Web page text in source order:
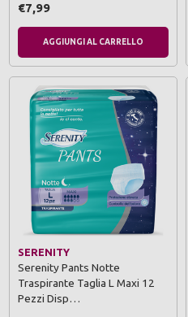
€7,99
AGGIUNGI AL CARRELLO
SERENITY
Serenity Pants Notte
Traspirante Taglia L Maxi 12
Pezzi Disp…